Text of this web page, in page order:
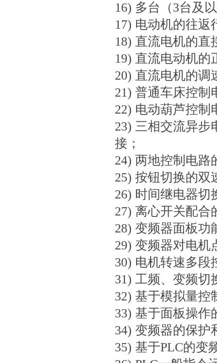
16) 多台（3台及
17) 电动机的往返
18) 直流电机的直
19) 直流电动机的
20) 直流电机的调
21) 普通车床控制
22) 电动葫芦控制
23) 三相交流异步
接；
24) 两地控制电路
25) 按钮切换的双
26) 时间继电器切
27) 离心开关配合
28) 变频器面板功
29) 变频器对电机
30) 电机转速多段
31) 工频、变频切
32) 基于模拟量控
33) 基于面板操作
34) 变频器的保护
35) 基于PLC的变